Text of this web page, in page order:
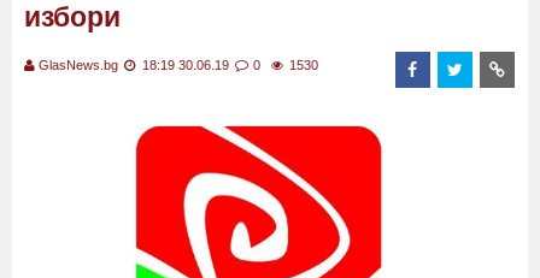
избори
GlasNews.bg 18:19 30.06.19 0 1530